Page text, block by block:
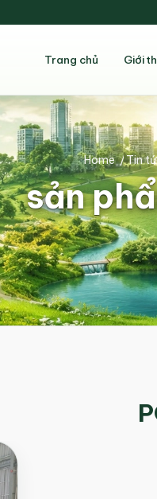
Trang chủ Giới
sản
Home /Tin